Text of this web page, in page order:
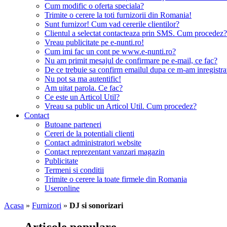
Cum modific o oferta speciala?
Trimite o cerere la toti furnizorii din Romania!
Sunt furnizor! Cum vad cererile clientilor?
Clientul a selectat contacteaza prin SMS. Cum procedez?
Vreau publicitate pe e-nunti.ro!
Cum imi fac un cont pe www.e-nunti.ro?
Nu am primit mesajul de confirmare pe e-mail, ce fac?
De ce trebuie sa confirm emailul dupa ce m-am
Nu pot sa ma autentific!
Am uitat parola. Ce fac?
Ce este un Articol Util?
Vreau sa public un Articol Util. Cum procedez?
Contact
Butoane parteneri
Cereri de la potentiali clienti
Contact administratori website
Contact reprezentant vanzari magazin
Publicitate
Termeni si conditii
Trimite o cerere la toate firmele din Romania
Useronline
Acasa » Furnizori » DJ si sonorizari